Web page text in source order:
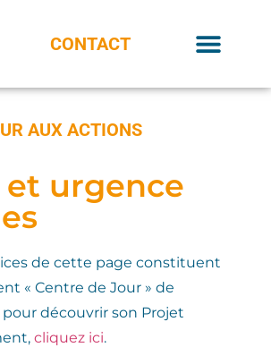
CONTACT
AUX ACTIONS
et urgence
de cette page constituent
« Centre de Jour » de
pour découvrir son Projet
cliquez ici.